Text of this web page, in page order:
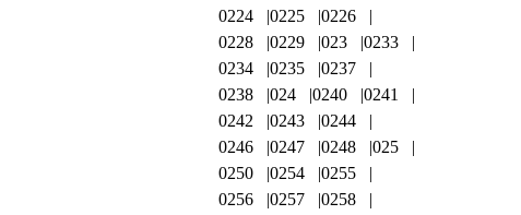
0224
0225
0226
0228
0229 023
0233
0234
0235
0237
0238
024 0240
0241
0242
0243
0244
0246
0247 0248
025
0250
0254
0255
0256
0257
0258